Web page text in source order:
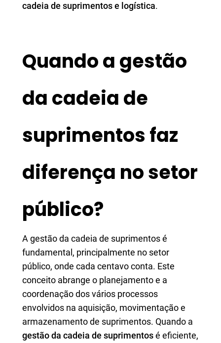
cadeia de suprimentos e logística.
Quando a gestão
da cadeia de
suprimentos faz
diferença no setor
público?
A gestão da cadeia de suprimentos é
fundamental, principalmente no setor
público, onde cada centavo conta. Este
conceito abrange o planejamento e a
coordenação dos vários processos
envolvidos na aquisição, movimentação e
armazenamento de suprimentos. Quando a
gestão da cadeia de suprimentosé eficiente,